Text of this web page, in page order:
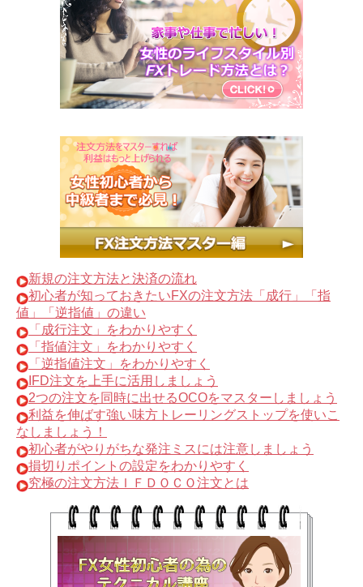
新規の注文方法と決済の流れ
初心者が知っておきたいFXの注文方法「成行」「指
値」「逆指値」の違い
「成行注文」をわかりやすく
「指値注文」をわかりやすく
「逆指値注文」をわかりやすく
IFD注文を上手に活用しましょう
2つの注文を同時に出せるOCOをマスターしましょう
利益を伸ばす強い味方トレーリングストップを使いこ
なしましょう！
初心者がやりがちな発注ミスには注意しましょう
損切りポイントの設定をわかりやすく
究極の注文方法ＩＦＤＯＣＯ注文とは